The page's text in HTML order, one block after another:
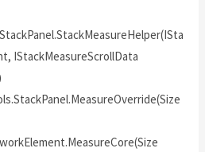
IStackMeasureScrollData